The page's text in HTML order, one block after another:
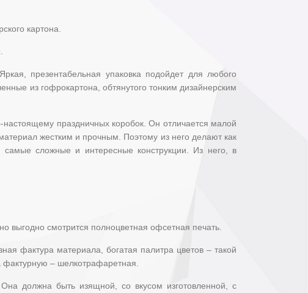
картона.
презентабельная упаковка подойдет для любого
из гофрокартона, обтянутого тонким дизайнерским
праздничных коробок. Он отличается малой
жестким и прочным. Поэтому из него делают как
самые сложные и интересные конструкции. Из него, в
выгодно смотрится полноцветная офсетная печать.
фактура материала, богатая палитра цветов – такой
– шелкотрафаретная.
должна быть изящной, со вкусом изготовленной, с